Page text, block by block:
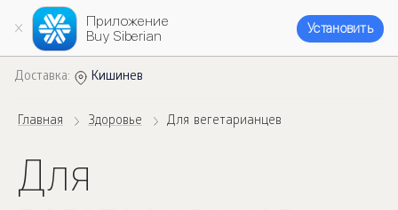
Приложение
Buy Siberian
Установить
Доставка: Кишинев
Главная Здоровье Для вегетарианцев
Для